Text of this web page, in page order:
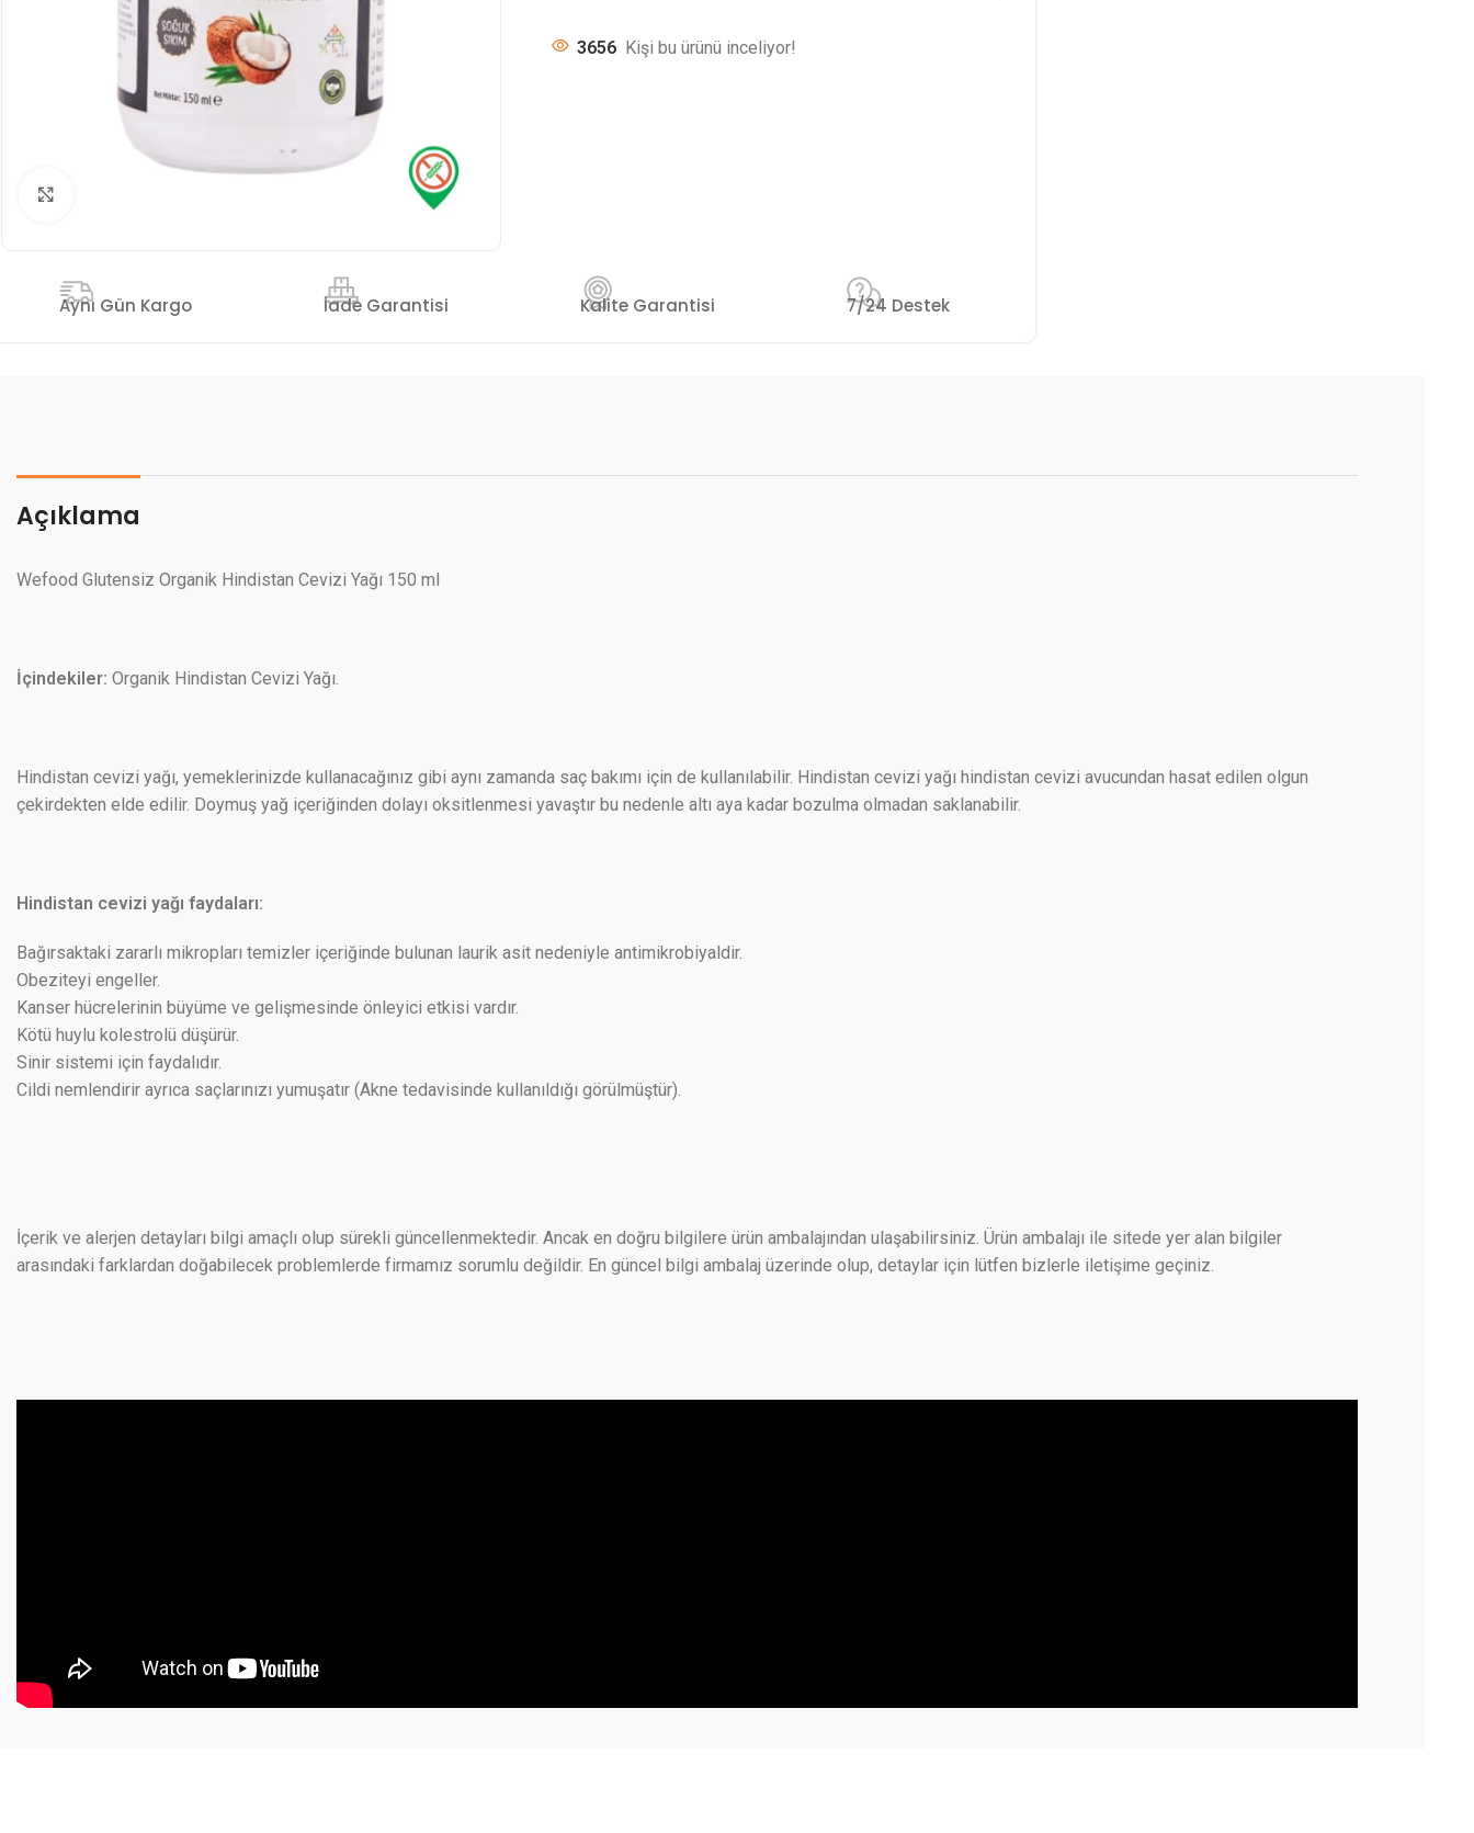
3656 Kişi bu ürünü inceliyor!
Aynı Gün Kargo İade Garantisi Kalite Garantisi 7/24 Destek
Açıklama
Wefood Glutensiz Organik Hindistan Cevizi Yağı 150 ml
İçindekiler: Organik Hindistan Cevizi Yağı.
Hindistan cevizi yağı, yemeklerinizde kullanacağınız gibi aynı zamanda saç bakımı için de kullanılabilir. Hindistan cevizi yağı hindistan cevizi avucundan hasat edilen olgun
çekirdekten elde edilir. Doymuş yağ içeriğinden dolayı oksitlenmesi yavaştır bu nedenle altı aya kadar bozulma olmadan saklanabilir.
Hindistan cevizi yağı faydaları:
Bağırsaktaki zararlı mikropları temizler içeriğinde bulunan laurik asit nedeniyle antimikrobiyaldir.
Obeziteyi engeller.
Kanser hücrelerinin büyüme ve gelişmesinde önleyici etkisi vardır.
Kötü huylu kolestrolü düşürür.
Sinir sistemi için faydalıdır.
Cildi nemlendirir ayrıca saçlarınızı yumuşatır (Akne tedavisinde kullanıldığı görülmüştür).
İçerik ve alerjen detayları bilgi amaçlı olup sürekli güncellenmektedir. Ancak en doğru bilgilere ürün ambalajından ulaşabilirsiniz. Ürün ambalajı ile sitede yer alan bilgiler
arasındaki farklardan doğabilecek problemlerde firmamız sorumlu değildir. En güncel bilgi ambalaj üzerinde olup, detaylar için lütfen bizlerle iletişime geçiniz.